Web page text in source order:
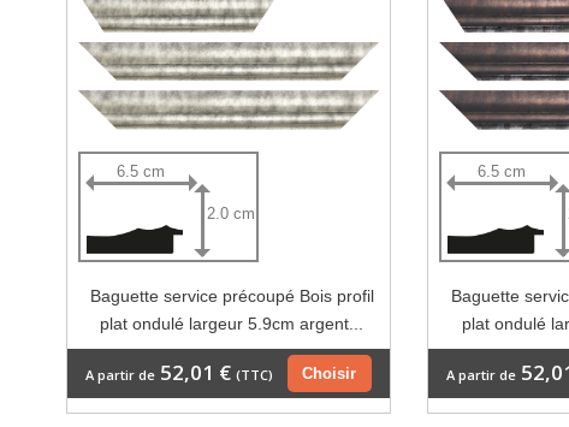
6.5 cm
2.0 cm
Baguette service précoupé Bois profil
plat ondulé largeur 5.9cm argent...
Choisir
A partir de 52,01 € (TTC)
6.5 cm
Baguette
plat ondulé
A partir de